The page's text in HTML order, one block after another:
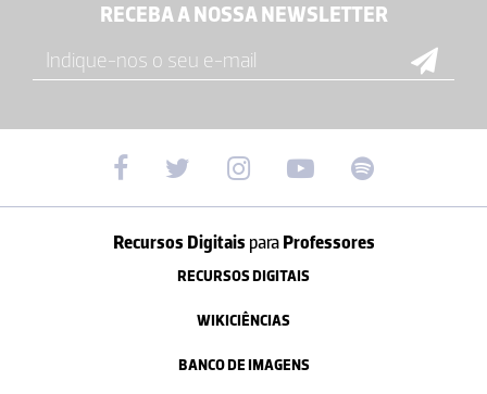
RECEBA A NOSSA NEWSLETTER
Recursos Digitais paraProfessores
RECURSOS DIGITAIS
WIKICIÊNCIAS
BANCO DE IMAGENS